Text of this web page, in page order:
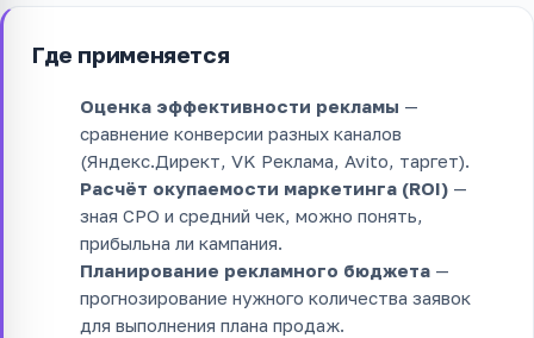
Где применяется
Оценка эффективности рекламы —
сравнение конверсии разных каналов
(Яндекс.Директ, VK Реклама, Avito, таргет).
Расчёт окупаемости маркетинга (ROI) —
зная CPO и средний чек, можно понять,
прибыльна ли кампания.
Планирование рекламного бюджета —
прогнозирование нужного количества заявок
для выполнения плана продаж.